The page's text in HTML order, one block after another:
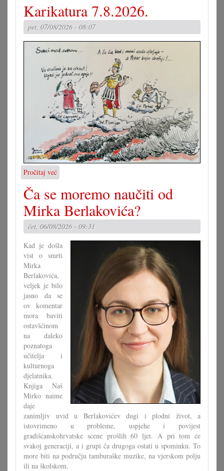
Karikatura 7.8.2026.
pet, 07/08/2026 - 08:07
Pročitaj već
Karikatura
7.8.2026.
Ča se moremo naučiti od
Mirka Berlakovića?
čet, 06/08/2026 - 09:31
Kad je došla
vist o smrti
Mirka
Berlakovića,
veljek je bilo
jasno da se
ov komentar
mora baviti
ostavšćinom
na daleko
poznatoga
učitelja i
kulturnoga
djelatnika.
Knjiga Naš
Mirko naime
daje
zanimljiv uvid u Berlakovićev dugi i plodni život, a
istovrimeno u probleme, uspjehe i povijest
gradišćanskohrvatske scene prošlih 60 ljet. A pri tom će
svakoj generaciji, a i grupi ča drugoga ostati u spominku. To
more biti na području tamburaške muzike, na vjerskom polju
ili na školskom.